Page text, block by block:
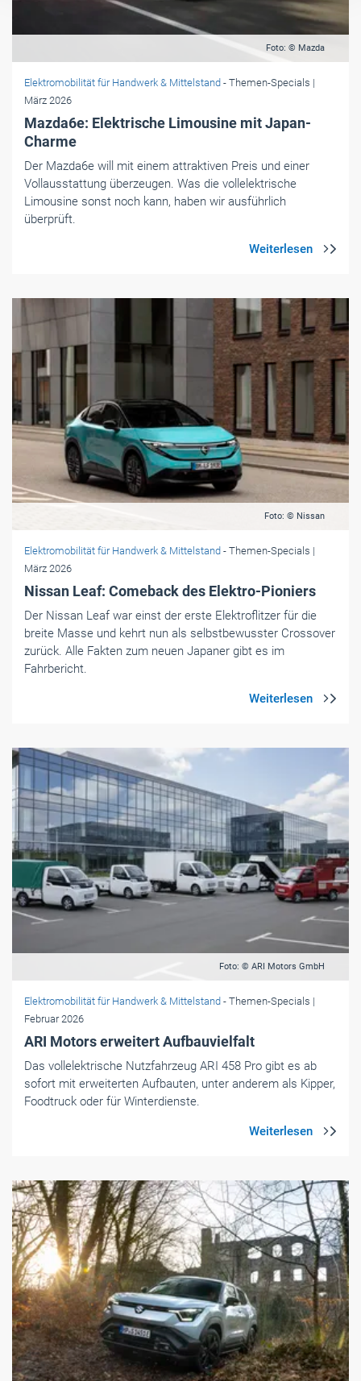
Mazda6e: Elektrische Limousine mit Japan-
Charme
Der Mazda6e will mit einem attraktiven Preis und einer
Vollausstattung überzeugen. Was die vollelektrische
Limousine sonst noch kann, haben wir ausführlich
überprüft.
Foto: © Nissan
Elektromobilität für Handwerk & Mittelstand- Themen-Specials|
März 2026
Nissan Leaf: Comeback des Elektro-Pioniers
Der Nissan Leaf war einst der erste Elektroflitzer für die
breite Masse und kehrt nun als selbstbewusster Crossover
zurück. Alle Fakten zum neuen Japaner gibt es im
Fahrbericht.
Foto: © ARI Motors GmbH
Elektromobilität für Handwerk & Mittelstand- Themen-Specials|
Februar 2026
ARI Motors erweitert Aufbauvielfalt
Das vollelektrische Nutzfahrzeug ARI 458 Pro gibt es ab
Foodtruck oder für Winterdienste.
Foto: © Suzuki
Elektromobilität für Handwerk & Mittelstand- Themen-Specials|
Februar 2026
Der Vitara wird elektrisch